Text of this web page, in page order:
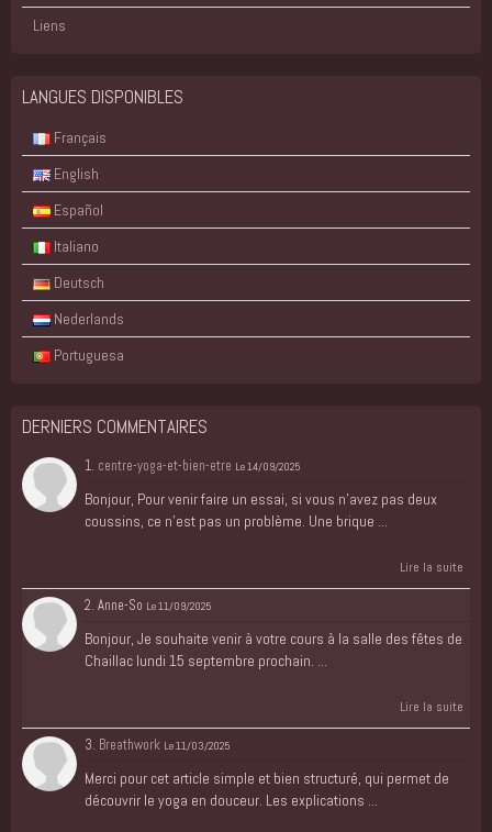
Liens
LANGUES DISPONIBLES
Français
English
Español
Italiano
Deutsch
Nederlands
Portuguesa
DERNIERS COMMENTAIRES
1. centre-yoga-et-bien-etre Le 14/09/2025
Bonjour, Pour venir faire un essai, si vous n'avez pas deux
coussins, ce n'est pas un problème. Une brique ...
Lire la suite
2. Anne-So Le 11/09/2025
Bonjour, Je souhaite venir à votre cours à la salle des fêtes de
Chaillac lundi 15 septembre prochain. ...
Lire la suite
3. Breathwork Le 11/03/2025
Merci pour cet article simple et bien structuré, qui permet de
découvrir le yoga en douceur. Les explications ...